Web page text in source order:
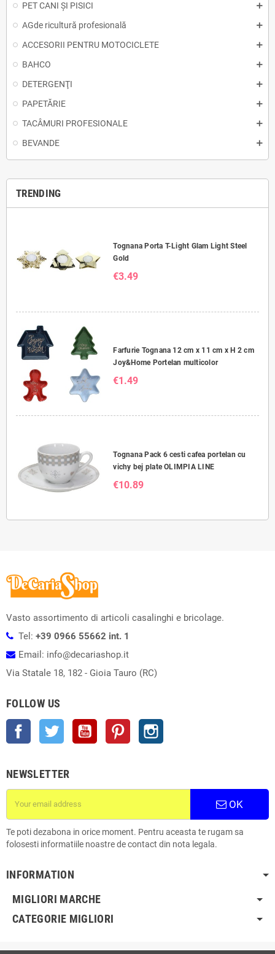
PET CANI ȘI PISICI
AGde ricultură profesională
ACCESORII PENTRU MOTOCICLETE
BAHCO
DETERGENŢI
PAPETĂRIE
TACÂMURI PROFESIONALE
BEVANDE
TRENDING
Tognana Porta T-Light Glam Light Steel
Gold
€3.49
Farfurie Tognana 12 cm x 11 cm x H 2 cm
Joy&Home Portelan multicolor
€1.49
Tognana Pack 6 cesti cafea portelan cu
vichy bej plate OLIMPIA LINE
€10.89
Vasto assortimento di articoli casalinghi e bricolage.
Tel: +39 0966 55662 int. 1
Email: info@decariashop.it
Via Statale 18, 182 - Gioia Tauro (RC)
FOLLOW US
Facebook Twitter YouTube Pinterest
NEWSLETTER
OK
Te poti dezabona in orice moment. Pentru aceasta te rugam sa
folosesti informatiile noastre de contact din nota legala.
INFORMATION
MIGLIORI MARCHE
CATEGORIE MIGLIORI